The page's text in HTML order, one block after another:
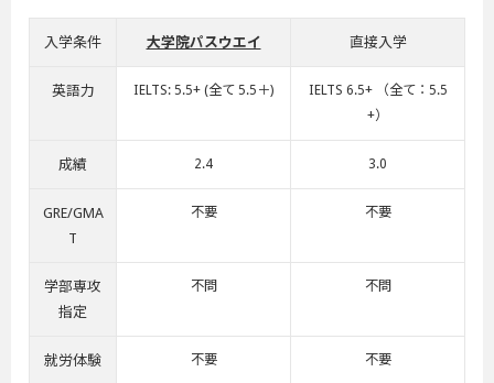
入学条件 大学院パスウエイ 直接入学
英語力 IELTS: 5.5+ (全て 5.5＋)
IELTS 6.5+ （全て：5.5
+）
成績 2.4 3.0
GRE/GMA
T
不要 不要
学部専攻
指定
不問 不問
就労体験 不要 不要